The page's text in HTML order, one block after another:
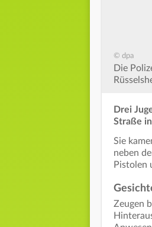
© dpa
Die
Drei
Straße
Sie
neben
Pistolen
Zeugen